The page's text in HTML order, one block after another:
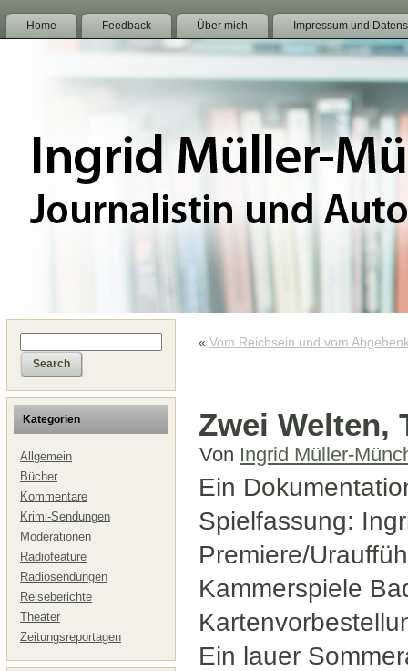
Home Feedback Über mich Impressum und
Kategorien
Allgemein
Bücher
Kommentare
Krimi-Sendungen
Moderationen
Radiofeature
Radiosendungen
Reiseberichte
Theater
Zeitungsreportagen
« Vom Reichsein und vom
Zwei Welten,
Von Ingrid Müller-
Ein
Spielfassung:
Premiere/
Kammerspiele
Ein lauer